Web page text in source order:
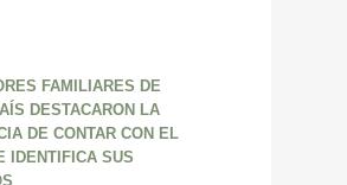
FAMILIARES DE
DESTACARON LA
DE CONTAR CON EL
IDENTIFICA SUS